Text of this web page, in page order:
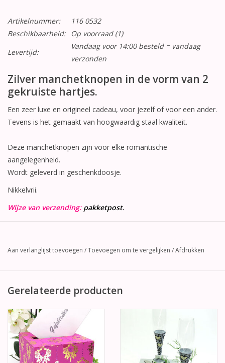
Artikelnummer:
116 0532
Beschikbaarheid:
Op voorraad(1)
Levertijd:
Vandaag voor 14:00 besteld = vandaag
verzonden
Zilver manchetknopen in de vorm van 2
gekruiste hartjes.
Een zeer luxe en origineel cadeau, voor jezelf of voor een ander.
Tevens is het gemaakt van hoogwaardig staal kwaliteit.
Deze manchetknopen zijn voor elke romantische
aangelegenheid.
Wordt geleverd in geschenkdoosje.
Nikkelvrii.
Wijze van verzending: pakketpost.
Aan verlanglijst toevoegen /Toevoegen om te vergelijken /Afdrukken
Gerelateerde producten